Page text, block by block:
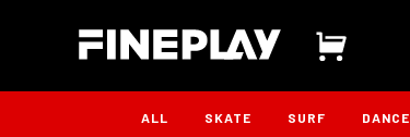
ALL SKATE SURF DANCE